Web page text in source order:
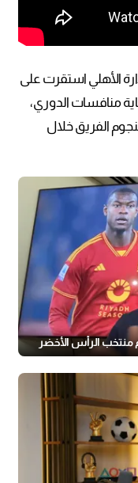
الأهلي استقرت على
منافسات الدوري،
الفريق خلال
الرأس الأخضر